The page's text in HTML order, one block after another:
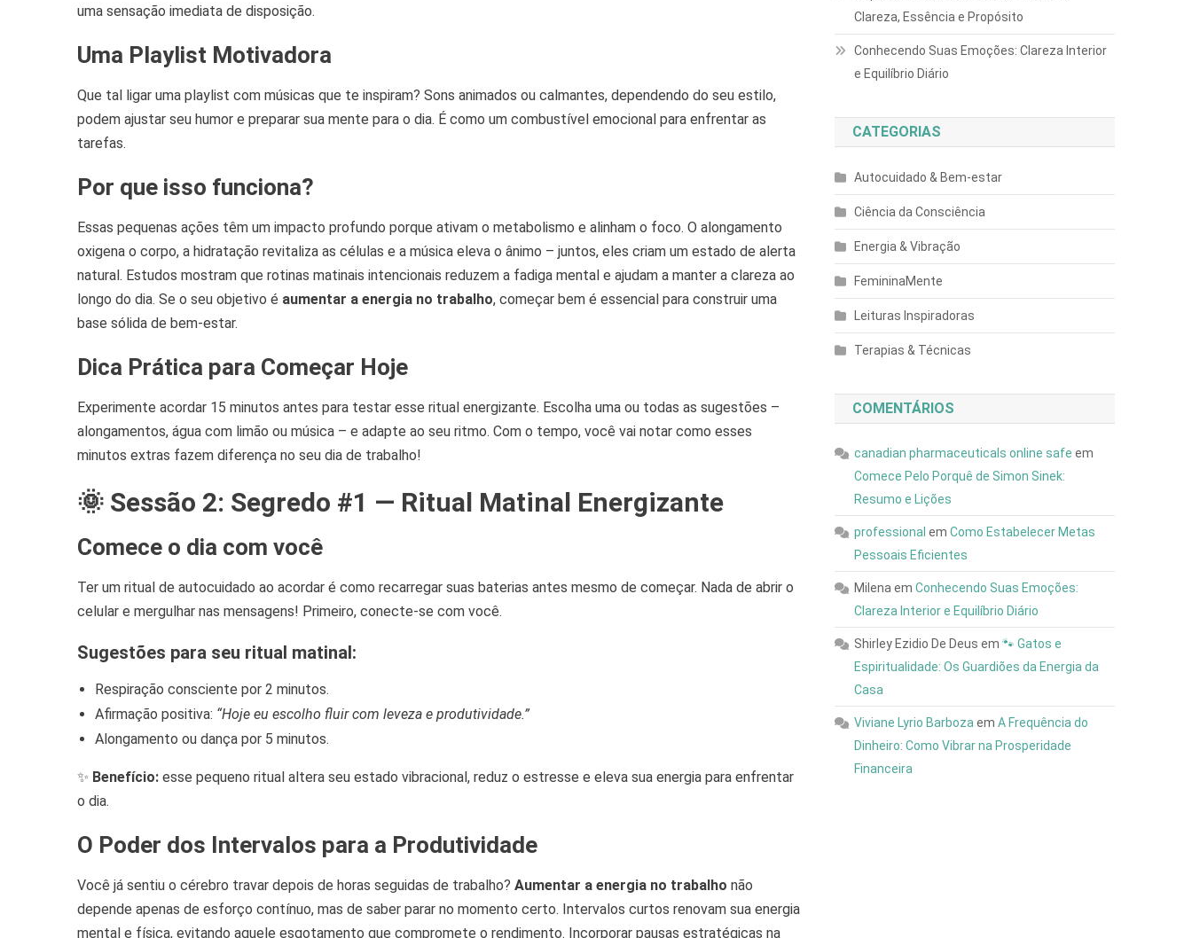
uma sensação imediata de disposição.
Uma Playlist Motivadora
Que tal ligar uma playlist com músicas que te inspiram? Sons animados ou calmantes, dependendo do seu estilo,
podem ajustar seu humor e preparar sua mente para o dia. É como um combustível emocional para enfrentar as
tarefas.
Por que isso funciona?
Essas pequenas ações têm um impacto profundo porque ativam o metabolismo e alinham o foco. O alongamento
oxigena o corpo, a hidratação revitaliza as células e a música eleva o ânimo – juntos, eles criam um estado de alerta
natural. Estudos mostram que rotinas matinais intencionais reduzem a fadiga mental e ajudam a manter a clareza ao
longo do dia. Se o seu objetivo é aumentar a energia no trabalho, começar bem é essencial para construir uma
base sólida de bem-estar.
Dica Prática para Começar Hoje
Experimente acordar 15 minutos antes para testar esse ritual energizante. Escolha uma ou todas as sugestões –
alongamentos, água com limão ou música – e adapte ao seu ritmo. Com o tempo, você vai notar como esses
minutos extras fazem diferença no seu dia de trabalho!
🌞 Sessão 2: Segredo #1 — Ritual Matinal Energizante
Comece o dia com você
Ter um ritual de autocuidado ao acordar é como recarregar suas baterias antes mesmo de começar. Nada de abrir o
celular e mergulhar nas mensagens! Primeiro, conecte-se com você.
Sugestões para seu ritual matinal:
Respiração consciente por 2 minutos.
Afirmação positiva: “Hoje eu escolho fluir com leveza e produtividade.”
Alongamento ou dança por 5 minutos.
✨ Benefício: esse pequeno ritual altera seu estado vibracional, reduz o estresse e eleva sua energia para enfrentar
o dia.
O Poder dos Intervalos para a Produtividade
Você já sentiu o cérebro travar depois de horas seguidas de trabalho? Aumentar a energia no trabalho não
depende apenas de esforço contínuo, mas de saber parar no momento certo. Intervalos curtos renovam sua energia
mental e física, evitando aquele esgotamento que compromete o rendimento. Incorporar pausas estratégicas na
Clareza, Essência e Propósito
Conhecendo Suas Emoções: Clareza Interior
e Equilíbrio Diário
CATEGORIAS
Autocuidado & Bem-estar
Ciência da Consciência
Energia & Vibração
FemininaMente
Leituras Inspiradoras
Terapias & Técnicas
COMENTÁRIOS
canadian pharmaceuticals online safe em
Comece Pelo Porquê de Simon Sinek:
Resumo e Lições
professional emComo Estabelecer Metas
Pessoais Eficientes
Milena emConhecendo Suas Emoções:
Clareza Interior e Equilíbrio Diário
Shirley Ezidio De Deus em🐾 Gatos e
Espiritualidade: Os Guardiões da Energia da
Casa
Viviane Lyrio Barboza emA Frequência do
Dinheiro: Como Vibrar na Prosperidade
Financeira